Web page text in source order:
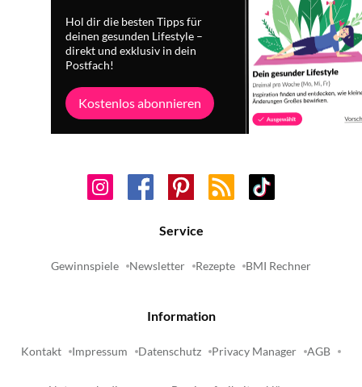
Hol dir die besten Tipps für
deinen gesunden Lifestyle –
direkt und exklusiv in dein
Postfach!
Kostenlos abonnieren
Service
Gewinnspiele Newsletter Rezepte BMI Rechner
Information
Kontakt Impressum Datenschutz Privacy Manager AGB